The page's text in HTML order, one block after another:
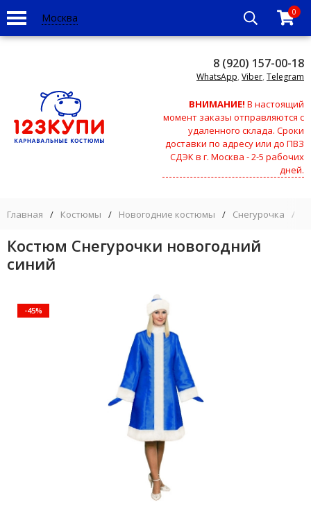
Москва 0
8 (920) 157-00-18
WhatsApp, Viber, Telegram
ВНИМАНИЕ! В настоящий
момент заказы отправляются с
удаленного склада. Сроки
доставки по адресу или до ПВЗ
СДЭК в г. Москва - 2-5 рабочих
дней.
Главная / Костюмы / Новогодние костюмы / Снегурочка /
Костюм Снегурочки новогодний
синий
-45%